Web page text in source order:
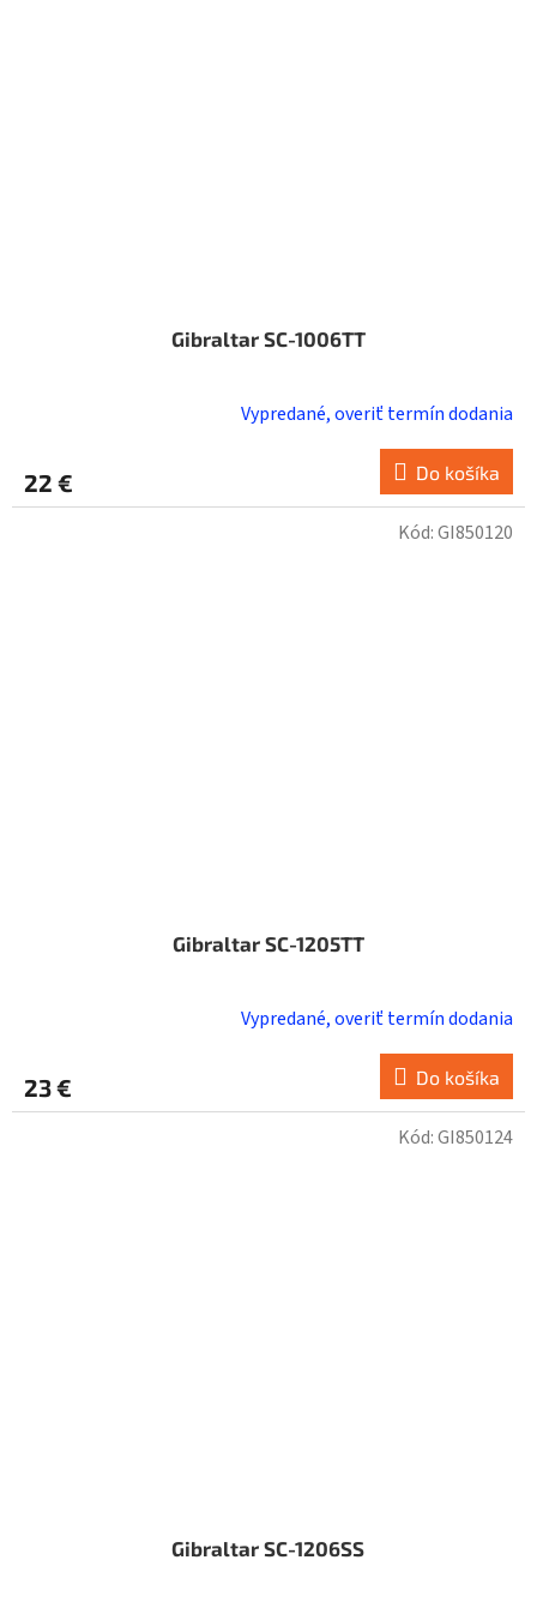
Gibraltar SC-1006TT
Vypredané, overiť termín dodania
22 € Do košíka
Gibraltar SC-1205TT
Vypredané, overiť termín dodania
23 € Do košíka
Kód:GI850120
Gibraltar SC-1206SS
Kód:GI850124